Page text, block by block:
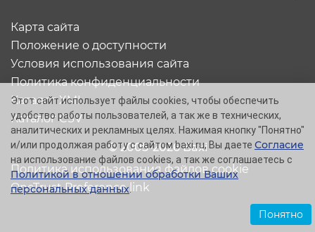
© 2005-2026 Baxi
Карта сайта
Положение о доступности
Условия использования сайта
Политика конфиденциальности
Каталог XML
Каталог CSV
Политика использования файлов cookie
OneTrust Preference link
Этот сайт использует файлы cookies, чтобы обеспечить
удобство работы пользователей, а так же в технических,
аналитических и рекламных целях. Нажимая кнопку "Понятно"
и/или продолжая работу с сайтом baxi.ru, Вы даете Согласие
на использование файлов cookies, а так же соглашаетесь с
Политикой в отношении обработки Ваших
персональных данных.
Понятно